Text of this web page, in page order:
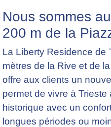
Nous sommes
200 m de la
La Liberty Residence de
mètres de la Rive et de
offre aux clients un
permet de vivre à
historique avec un
longues périodes ou